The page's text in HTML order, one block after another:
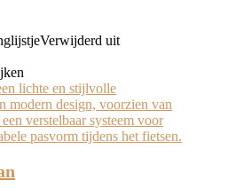
Verwijderd uit